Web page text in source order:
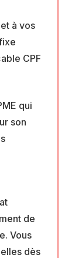
à vos
CPF
qui
son
de
Vous
dès